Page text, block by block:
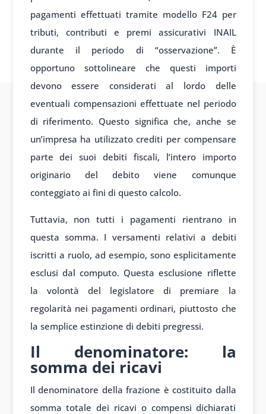
pagamenti effettuati tramite modello F24 per
tributi, contributi e premi assicurativi INAIL
durante il periodo di “osservazione”. È
opportuno sottolineare che questi importi
devono essere considerati al lordo delle
eventuali compensazioni effettuate nel periodo
di riferimento. Questo significa che, anche se
un’impresa ha utilizzato crediti per compensare
parte dei suoi debiti fiscali, l’intero importo
originario del debito viene comunque
conteggiato ai fini di questo calcolo.
Tuttavia, non tutti i pagamenti rientrano in
questa somma. I versamenti relativi a debiti
iscritti a ruolo, ad esempio, sono esplicitamente
esclusi dal computo. Questa esclusione riflette
la volontà del legislatore di premiare la
regolarità nei pagamenti ordinari, piuttosto che
la semplice estinzione di debiti pregressi.
Il denominatore: la
somma dei ricavi
Il denominatore della frazione è costituito dalla
somma totale dei ricavi o compensi dichiarati